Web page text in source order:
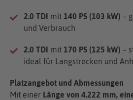
2.0 TDI mit 140 PS (103 kW) –
und Verbrauch
2.0 TDI mit 170 PS (125 kW) –
ideal für Langstrecken und
Platzangebot und Abmessungen
Mit einer Länge von 4.222 mm,